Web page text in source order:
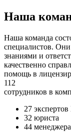
Наша
Наша команда
специалистов.
знаниями и
качественно
помощь в
112
сотрудников в
27
32 юриста
44 менеджера